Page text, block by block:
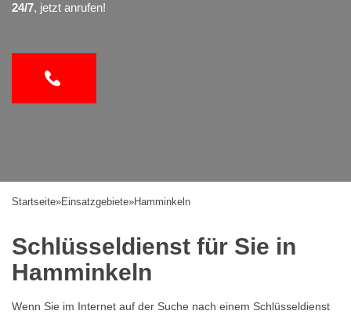
24/7, jetzt anrufen!
Startseite»Einsatzgebiete»Hamminkeln
Schlüsseldienst für Sie in
Hamminkeln
Wenn Sie im Internet auf der Suche nach einem Schlüsseldienst